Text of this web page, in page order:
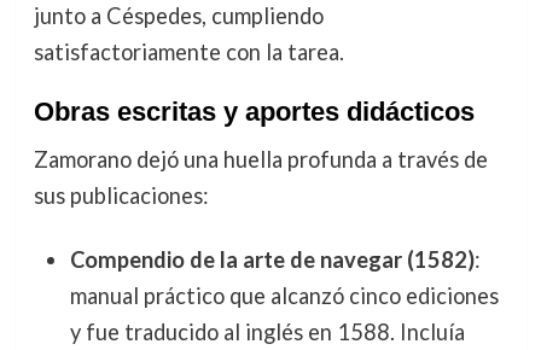
junto a Céspedes, cumpliendo
satisfactoriamente con la tarea.
Obras escritas y aportes didácticos
Zamorano dejó una huella profunda a través de
sus publicaciones:
Compendio de la arte de navegar (1582):
manual práctico que alcanzó cinco ediciones
y fue traducido al inglés en 1588. Incluía